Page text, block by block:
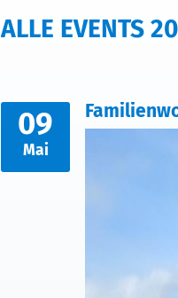
ALLE EVENTS
09
Mai